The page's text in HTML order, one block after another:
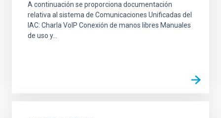
A continuación se proporciona documentación
relativa al sistema de Comunicaciones Unificadas del
IAC: Charla VoIP Conexión de manos libres Manuales
de uso y...